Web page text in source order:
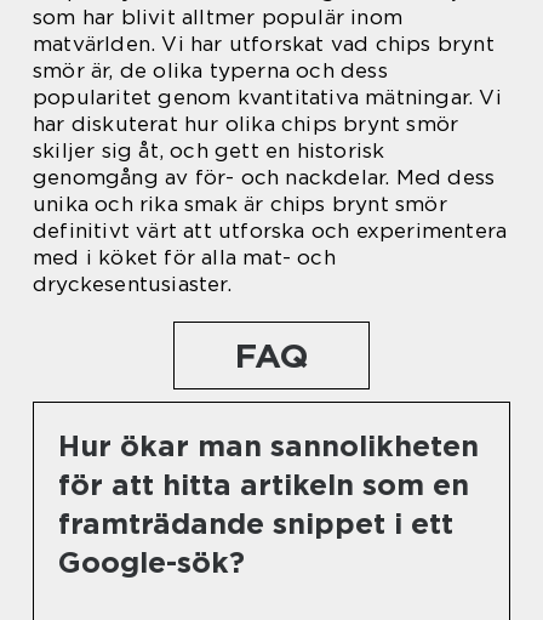
som har blivit alltmer populär inom
matvärlden. Vi har utforskat vad chips brynt
smör är, de olika typerna och dess
popularitet genom kvantitativa mätningar. Vi
har diskuterat hur olika chips brynt smör
skiljer sig åt, och gett en historisk
genomgång av för- och nackdelar. Med dess
unika och rika smak är chips brynt smör
definitivt värt att utforska och experimentera
med i köket för alla mat- och
dryckesentusiaster.
FAQ
Hur ökar man sannolikheten
för att hitta artikeln som en
framträdande snippet i ett
Google-sök?